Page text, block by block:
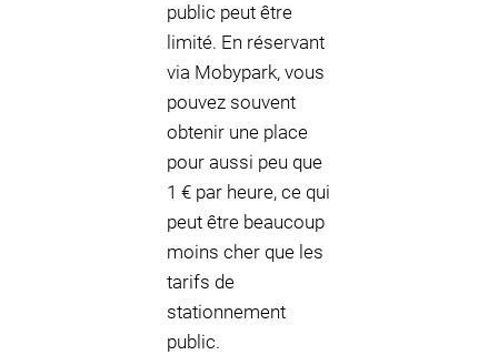
public peut être
limité. En réservant
via Mobypark, vous
pouvez souvent
obtenir une place
pour aussi peu que
1 € par heure, ce qui
peut être beaucoup
moins cher que les
tarifs de
stationnement
public.